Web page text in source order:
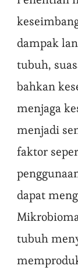
dampak
tubuh,
bahkan
menjaga
menjadi
faktor
dapat
tubuh